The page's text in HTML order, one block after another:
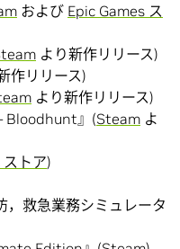
および Epic Games ス
より新作リリース)
作リリース)
より新作リリース)
Bloodhunt』(Steam よ
ストア)
，救急業務シミュレータ